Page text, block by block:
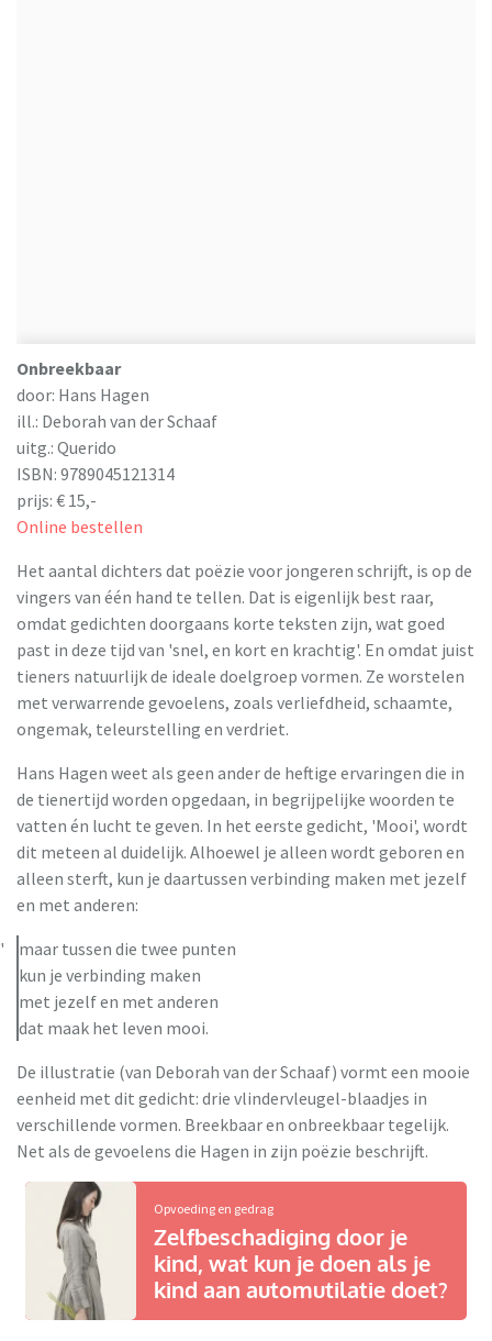
Onbreekbaar
door: Hans Hagen
ill.: Deborah van der Schaaf
uitg.: Querido
ISBN: 9789045121314
prijs: € 15,-
Online bestellen
Het aantal dichters dat poëzie voor jongeren schrijft, is op de
vingers van één hand te tellen. Dat is eigenlijk best raar,
omdat gedichten doorgaans korte teksten zijn, wat goed
past in deze tijd van 'snel, en kort en krachtig'. En omdat juist
tieners natuurlijk de ideale doelgroep vormen. Ze worstelen
met verwarrende gevoelens, zoals verliefdheid, schaamte,
ongemak, teleurstelling en verdriet.
Hans Hagen weet als geen ander de heftige ervaringen die in
de tienertijd worden opgedaan, in begrijpelijke woorden te
vatten én lucht te geven. In het eerste gedicht, 'Mooi', wordt
dit meteen al duidelijk. Alhoewel je alleen wordt geboren en
alleen sterft, kun je daartussen verbinding maken met jezelf
en met anderen:
maar tussen die twee punten
kun je verbinding maken
met jezelf en met anderen
dat maak het leven mooi.
De illustratie (van Deborah van der Schaaf) vormt een mooie
eenheid met dit gedicht: drie vlindervleugel-blaadjes in
verschillende vormen. Breekbaar en onbreekbaar tegelijk.
Net als de gevoelens die Hagen in zijn poëzie beschrijft.
Opvoeding en gedrag
Zelfbeschadiging door je
kind, wat kun je doen als je
kind aan automutilatie doet?